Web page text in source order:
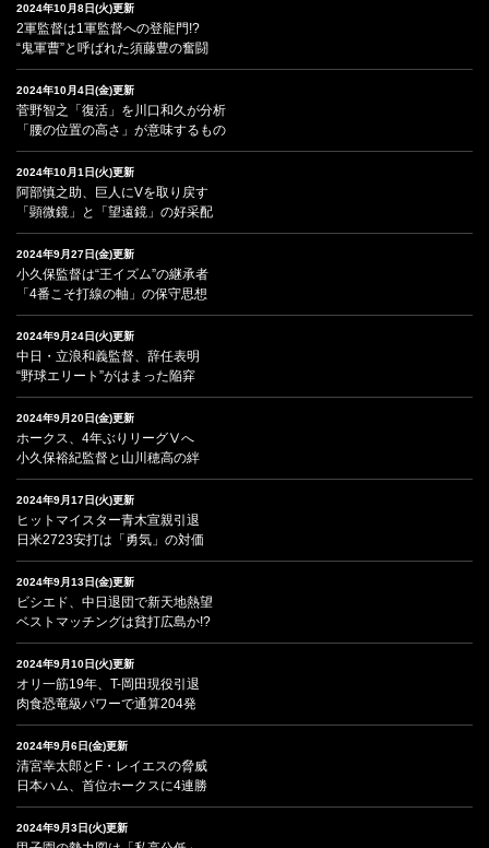
2024年10月8日(火)更新
2軍監督は1軍監督への登龍門!?
“鬼軍曹”と呼ばれた須藤豊の奮闘
2024年10月4日(金)更新
菅野智之「復活」を川口和久が分析
「腰の位置の高さ」が意味するもの
2024年10月1日(火)更新
阿部慎之助、巨人にVを取り戻す
「顕微鏡」と「望遠鏡」の好采配
2024年9月27日(金)更新
小久保監督は“王イズム”の継承者
「4番こそ打線の軸」の保守思想
2024年9月24日(火)更新
中日・立浪和義監督、辞任表明
“野球エリート”がはまった陥穽
2024年9月20日(金)更新
ホークス、4年ぶりリーグⅤへ
小久保裕紀監督と山川穂高の絆
2024年9月17日(火)更新
ヒットマイスター青木宣親引退
日米2723安打は「勇気」の対価
2024年9月13日(金)更新
ビシエド、中日退団で新天地熱望
ベストマッチングは貧打広島か!?
2024年9月10日(火)更新
オリ一筋19年、T-岡田現役引退
肉食恐竜級パワーで通算204発
2024年9月6日(金)更新
清宮幸太郎とF・レイエスの脅威
日本ハム、首位ホークスに4連勝
2024年9月3日(火)更新